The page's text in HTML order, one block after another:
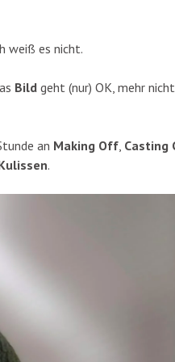
weiß es nicht.
Bild geht (nur) OK, mehr
an Making Off Casting
.